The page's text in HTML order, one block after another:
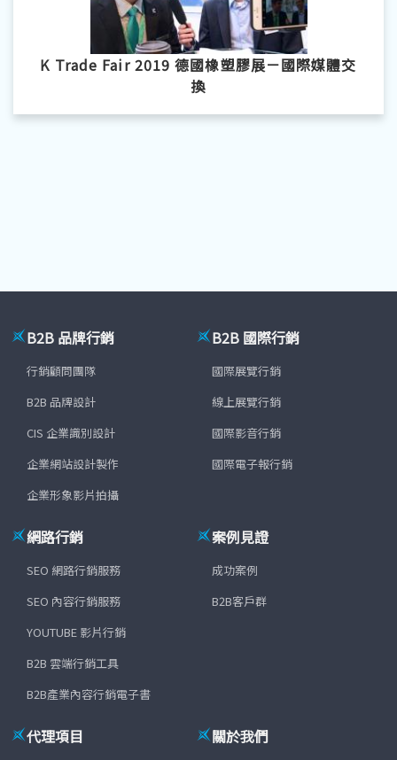
K Trade Fair 2019 德國橡塑膠展－國際媒體交
換
B2B 品牌行銷
行銷顧問團隊
B2B 品牌設計
CIS 企業識別設計
企業網站設計製作
企業形象影片拍攝
B2B 國際行銷
國際展覽行銷
線上展覽行銷
國際影音行銷
國際電子報行銷
網路行銷
SEO 網路行銷服務
SEO 內容行銷服務
YOUTUBE 影片行銷
B2B 雲端行銷工具
B2B產業內容行銷電子書
案例見證
成功案例
B2B客戶群
代理項目 關於我們